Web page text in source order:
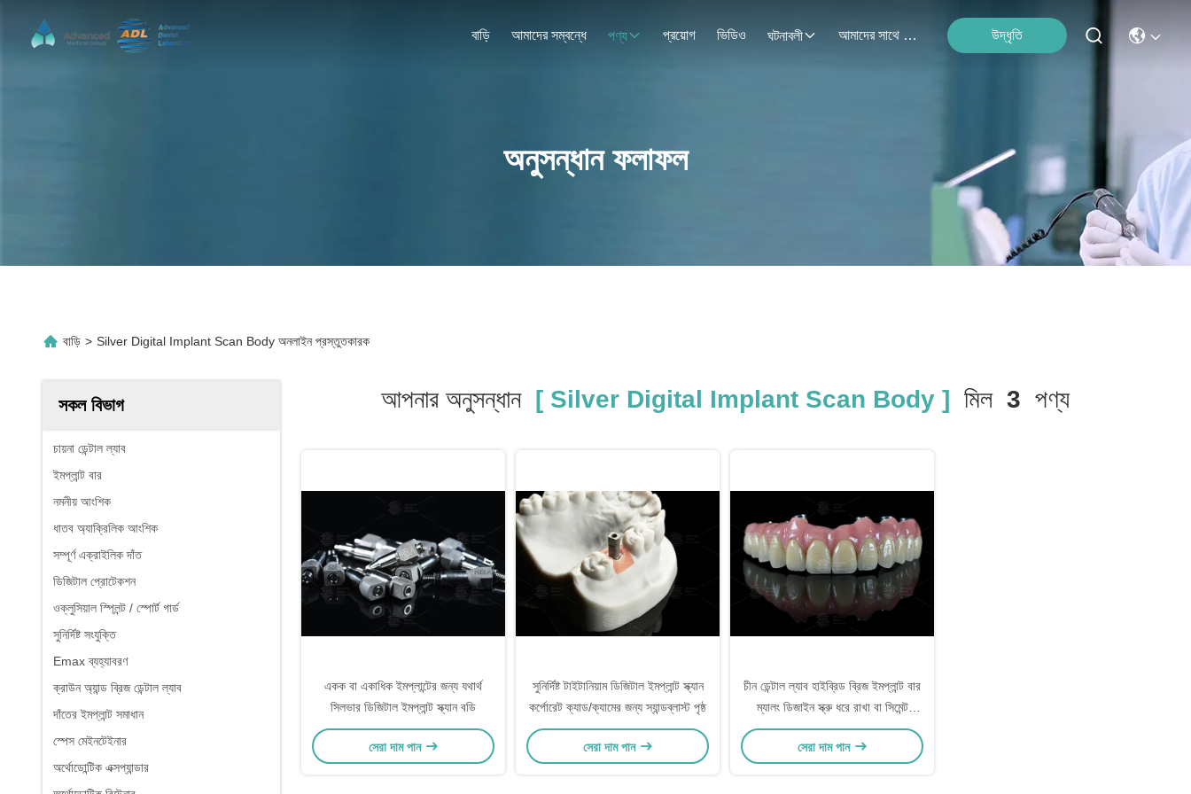
বাড়ি আমাদের সম্বন্ধে পণ্য প্রয়োগ ভিডিও ঘটনাবলী আমাদের সাথে যোগাযোগ উদ্ধৃতি
অনুসন্ধান ফলাফল
বাড়ি > Silver Digital Implant Scan Body অনলাইন প্রস্তুতকারক
সকল বিভাগ
চায়না ডেন্টাল ল্যাব
ইমপ্লান্ট বার
নমনীয় আংশিক
ধাতব অ্যাক্রিলিক আংশিক
সম্পূর্ণ এক্রাইলিক দাঁত
ডিজিটাল প্রোটেকশন
ওক্লুসিয়াল স্প্লিন্ট / স্পোর্ট গার্ড
সুনির্দিষ্ট সংযুক্তি
Emax ব্যহ্যাবরণ
ক্রাউন অ্যান্ড ব্রিজ ডেন্টাল ল্যাব
দাঁতের ইমপ্লান্ট সমাধান
স্পেস মেইনটেইনার
অর্থোডোন্টিক এক্সপ্যান্ডার
আপনার অনুসন্ধান[ Silver Digital Implant Scan Body ] মিল 3 পণ্য
একক বা একাধিক ইমপ্লান্টের জন্য যথার্থ
সিলভার ডিজিটাল ইমপ্লান্ট স্ক্যান বডি
সেরা দাম পান
সুনির্দিষ্ট টাইটানিয়াম ডিজিটাল ইমপ্লান্ট স্ক্যান
কর্পোরেট ক্যাড/ক্যামের জন্য স্যান্ডব্লাস্ট পৃষ্ঠ
সেরা দাম পান
চীন ডেন্টাল ল্যাব হাইব্রিড ব্রিজ ইমপ্লান্ট বার
ম্যালং ডিজাইন স্ক্রু ধরে রাখা বা সিমেন্ট
ইনস্টলেশন পদ্ধতি যথার্থ ডেন্টাল অ্যাপ্লিকেশন
জন্য
সেরা দাম পান